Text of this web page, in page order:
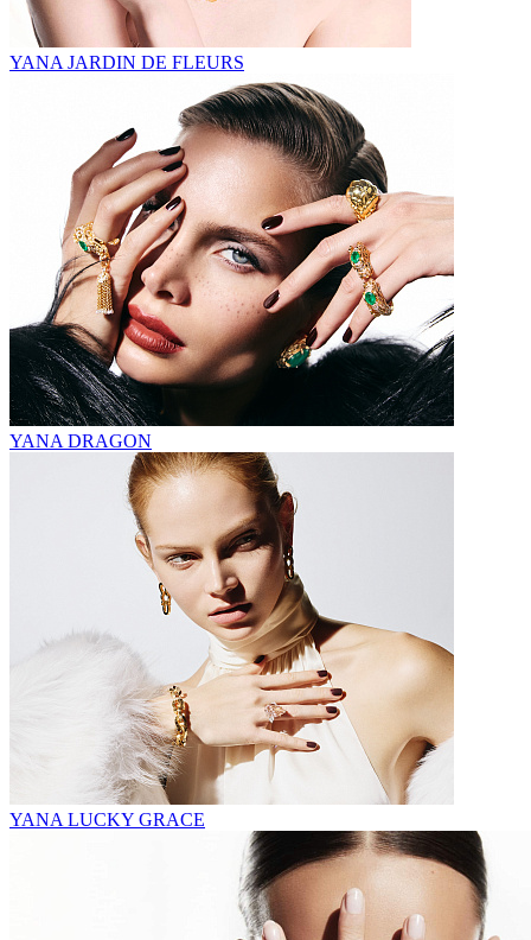
YANA JARDIN DE FLEURS
YANA DRAGON
YANA LUCKY GRACE